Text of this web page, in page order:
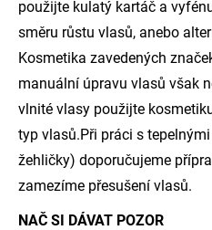
použijte kulatý kartáč a
směru růstu vlasů, anebo
Kosmetika zavedených
manuální úpravu vlasů však
vlnité vlasy použijte
typ vlasů.Při práci s
žehličky) doporučujeme
zamezíme přesušení vlasů.
NAČ SI DÁVAT POZOR